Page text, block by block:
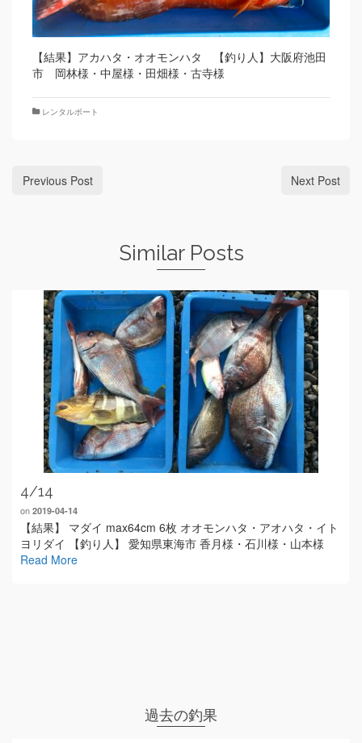
【結果】アカハタ・オオモンハタ 【釣り人】大阪府池田
市 岡林様・中屋様・田畑様・古寺様
レンタルボート
Previous Post Next Post
Similar Posts
4/14
on 2019-04-14
【結果】 マダイ max64cm 6枚 オオモンハタ・アオハタ・イト
ヨリダイ 【釣り人】 愛知県東海市 香月様・石川様・山本様
Read More
過去の釣果